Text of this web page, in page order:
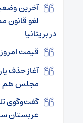
آخرین
لغو قانون
در بریتانیا
قیمت
آغاز حذف
مجلس هم
گفت‌وگوی
عربستان